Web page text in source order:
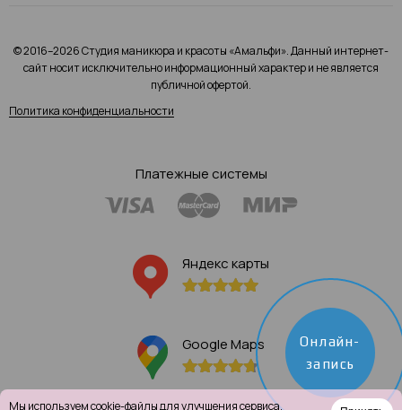
© 2016–2026 Студия маникюра и красоты «Амальфи». Данный интернет-
сайт носит исключительно информационный характер и не является
публичной офертой.
Политика конфиденциальности
Платежные системы
Яндекс карты
Google Maps
Онлайн-
запись
Мы используемcookie-файлыдля улучшения сервиса.